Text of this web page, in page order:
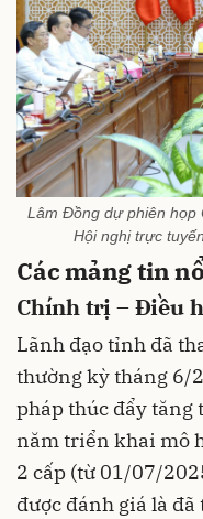
Lâm Đồng dự phiên họp
Hội nghị trực
Các mảng tin
Chính trị – Điều
Lãnh đạo tỉnh đã
thường kỳ tháng 6/
pháp thúc đẩy tăng
năm triển khai mô
2 cấp (từ 01/07/
được đánh giá là